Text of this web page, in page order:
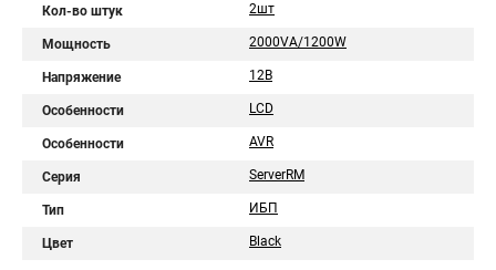
Кол-во штук 2шт
Мощность 2000VA/1200W
Напряжение 12В
Особенности LCD
Особенности AVR
Серия ServerRM
Тип ИБП
Цвет Black